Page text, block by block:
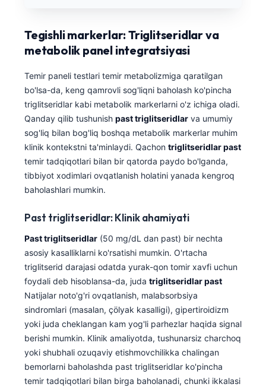
Tegishli markerlar: Triglitseridlar va
metabolik panel integratsiyasi
Temir paneli testlari temir metabolizmiga qaratilgan
bo'lsa-da, keng qamrovli sog'liqni baholash ko'pincha
triglitseridlar kabi metabolik markerlarni o'z ichiga oladi.
Qanday qilib tushunish past triglitseridlar va umumiy
sog'liq bilan bog'liq boshqa metabolik markerlar muhim
klinik kontekstni ta'minlaydi. Qachon triglitseridlar past
temir tadqiqotlari bilan bir qatorda paydo bo'lganda,
tibbiyot xodimlari ovqatlanish holatini yanada kengroq
baholashlari mumkin.
Past triglitseridlar: Klinik ahamiyati
Past triglitseridlar (50 mg/dL dan past) bir nechta
asosiy kasalliklarni ko'rsatishi mumkin. O'rtacha
triglitserid darajasi odatda yurak-qon tomir xavfi uchun
foydali deb hisoblansa-da, juda triglitseridlar past
Natijalar noto'g'ri ovqatlanish, malabsorbsiya
sindromlari (masalan, çölyak kasalligi), gipertiroidizm
yoki juda cheklangan kam yog'li parhezlar haqida signal
berishi mumkin. Klinik amaliyotda, tushunarsiz charchoq
yoki shubhali ozuqaviy etishmovchilikka chalingan
bemorlarni baholashda past triglitseridlar ko'pincha
temir tadqiqotlari bilan birga baholanadi, chunki ikkalasi
Türkçe
Română
简体中文
فارسی
Български
Dansk
Nederlands
हिन्दी
Bahasa Indonesia
Íslenska
Српски језик
Svenska
Bosanski
Azərbaycan dili
Eesti